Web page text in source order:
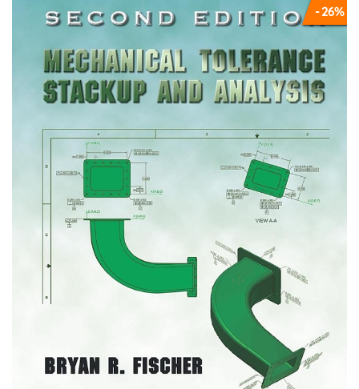
learn how to:
Write clean, maintainable PHP code using modern
language features and best practices
Build secure web applications that protect against
common vulnerabilities
Master database integration using PDO and object-
relational mappings (ORMs)
Implement professional features like shopping carts
and user authentication
Structure applications using object-oriented
programming and model-view-controller (MVC)
patterns
Leverage powerful tools like Composer and Twig to
accelerate development
Starting with PHP fundamentals, you’ll progress
through six carefully crafted sections covering
essential patterns, security best practices, database
integration, and advanced concepts like object-
oriented programming. Each chapter builds on real-
- 26%